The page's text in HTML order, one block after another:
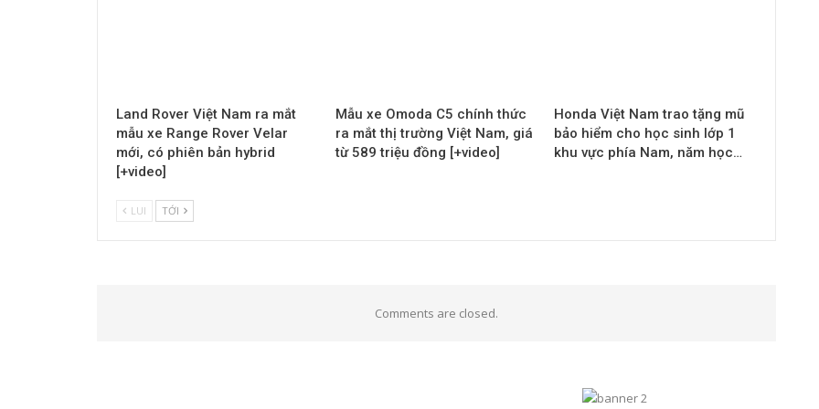
Land Rover Việt Nam ra mắt
mẫu xe Range Rover Velar
mới, có phiên bản hybrid
[+video]
Mẫu xe Omoda C5 chính thức
ra mắt thị trường Việt Nam, giá
từ 589 triệu đồng [+video]
Honda Việt Nam trao tặng mũ
bảo hiểm cho học sinh lớp 1
khu vực phía Nam, năm học…
LUI TỚI
Comments are closed.